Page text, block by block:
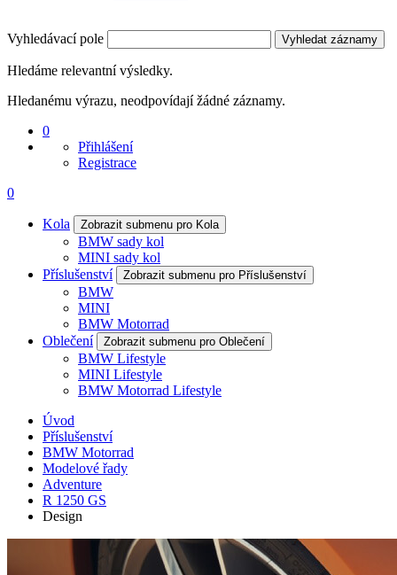
Vyhledávací pole Vyhledat záznamy
Hledáme relevantní výsledky.
Hledanému výrazu, neodpovídají žádné záznamy.
0
Přihlášení
Registrace
0
Kola Zobrazit submenu pro Kola
BMW sady kol
MINI sady kol
Příslušenství
Zobrazit submenu pro Příslušenství
BMW
MINI
BMW Motorrad
Oblečení
Zobrazit submenu pro Oblečení
BMW Lifestyle
MINI Lifestyle
BMW Motorrad Lifestyle
Úvod
Příslušenství
BMW Motorrad
Modelové řady
Adventure
R 1250 GS
Design